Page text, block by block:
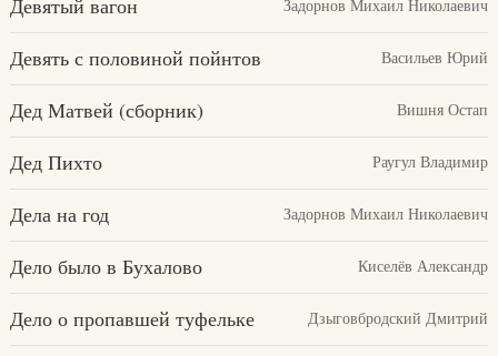
Девятый вагон Задорнов Михаил Николаевич
Девять с половиной пойнтов Васильев Юрий
Дед Матвей (сборник) Вишня Остап
Дед Пихто Раугул Владимир
Дела на год Задорнов Михаил Николаевич
Дело было в Бухалово Киселёв Александр
Дело о пропавшей туфельке Дзыговбродский Дмитрий